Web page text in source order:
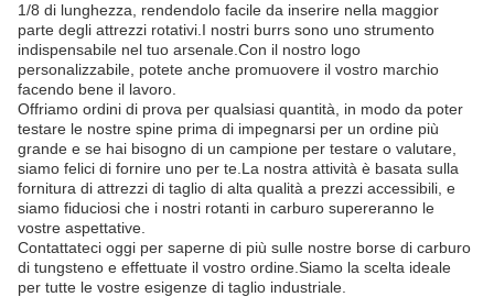
1/8 di lunghezza, rendendolo facile da inserire nella maggior
parte degli attrezzi rotativi.I nostri burrs sono uno strumento
indispensabile nel tuo arsenale.Con il nostro logo
personalizzabile, potete anche promuovere il vostro marchio
facendo bene il lavoro.
Offriamo ordini di prova per qualsiasi quantità, in modo da poter
testare le nostre spine prima di impegnarsi per un ordine più
grande e se hai bisogno di un campione per testare o valutare,
siamo felici di fornire uno per te.La nostra attività è basata sulla
fornitura di attrezzi di taglio di alta qualità a prezzi accessibili, e
siamo fiduciosi che i nostri rotanti in carburo supereranno le
vostre aspettative.
Contattateci oggi per saperne di più sulle nostre borse di carburo
di tungsteno e effettuate il vostro ordine.Siamo la scelta ideale
per tutte le vostre esigenze di taglio industriale.